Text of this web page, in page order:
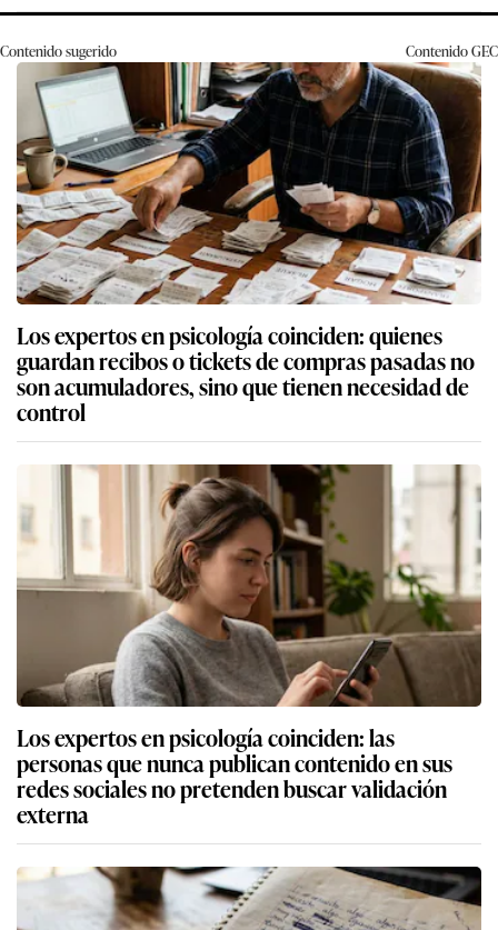
Contenido sugerido ContenidoGEC
Los expertos en psicología coinciden: quienes
guardan recibos o tickets de compras pasadas no
son acumuladores, sino que tienen necesidad de
control
Los expertos en psicología coinciden: las
personas que nunca publican contenido en sus
redes sociales no pretenden buscar validación
externa